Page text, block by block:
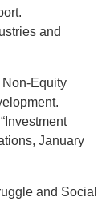
and
Non-Equity
January
and Social